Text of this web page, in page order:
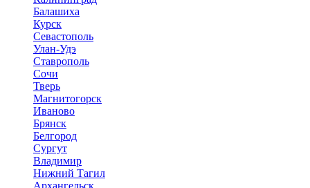
Балашиха
Курск
Севастополь
Улан-Удэ
Ставрополь
Сочи
Тверь
Магнитогорск
Иваново
Брянск
Белгород
Сургут
Владимир
Нижний Тагил
Архангельск